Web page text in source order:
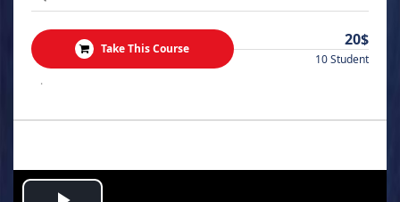
Take This Course 20$
10 Student
.